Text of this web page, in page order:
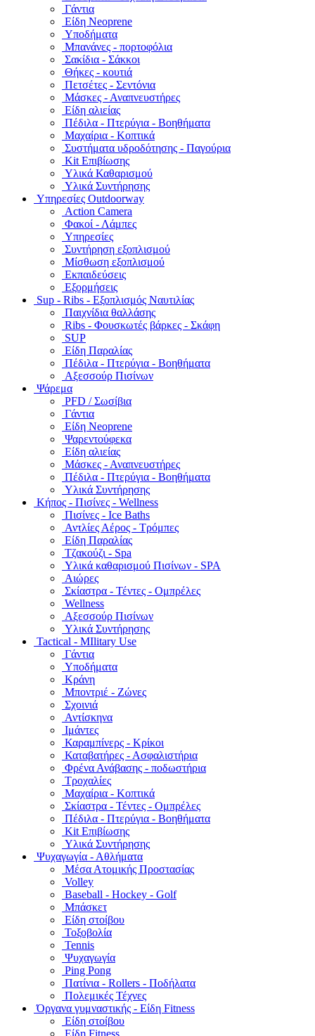
Γάντια
Είδη Neoprene
Υποδήματα
Μπανάνες - πορτοφόλια
Σακίδια - Σάκκοι
Θήκες - κουτιά
Πετσέτες - Σεντόνια
Μάσκες - Αναπνευστήρες
Είδη αλιείας
Πέδιλα - Πτερύγια - Βοηθήματα
Μαχαίρια - Κοπτικά
Συστήματα υδροδότησης - Παγούρια
Kit Επιβίωσης
Υλικά Καθαρισμού
Υλικά Συντήρησης
Υπηρεσίες Outdoorway
Action Camera
Φακοί - Λάμπες
Υπηρεσίες
Συντήρηση εξοπλισμού
Μίσθωση εξοπλισμού
Εκπαιδεύσεις
Εξορμήσεις
Sup - Ribs - Εξοπλισμός Ναυτιλίας
Παιχνίδια θαλλάσης
Ribs - Φουσκωτές βάρκες - Σκάφη
SUP
Είδη Παραλίας
Πέδιλα - Πτερύγια - Βοηθήματα
Αξεσσούρ Πισίνων
Ψάρεμα
PFD / Σωσίβια
Γάντια
Είδη Neoprene
Ψαρεντούφεκα
Είδη αλιείας
Μάσκες - Αναπνευστήρες
Πέδιλα - Πτερύγια - Βοηθήματα
Υλικά Συντήρησης
Κήπος - Πισίνες - Wellness
Πισίνες - Ice Baths
Αντλίες Αέρος - Τρόμπες
Είδη Παραλίας
Τζακούζι - Spa
Υλικά καθαρισμού Πισίνων - SPA
Αιώρες
Σκίαστρα - Τέντες - Ομπρέλες
Wellness
Αξεσσούρ Πισίνων
Υλικά Συντήρησης
Tactical - MIlitary Use
Γάντια
Υποδήματα
Κράνη
Μποντριέ - Ζώνες
Σχοινιά
Αντίσκηνα
Ιμάντες
Καραμπίνερς - Κρίκοι
Καταβατήρες - Ασφαλιστήρια
Φρένα Ανάβασης - ποδωστήρια
Τροχαλίες
Μαχαίρια - Κοπτικά
Σκίαστρα - Τέντες - Ομπρέλες
Πέδιλα - Πτερύγια - Βοηθήματα
Kit Επιβίωσης
Υλικά Συντήρησης
Ψυχαγωγία - Αθλήματα
Μέσα Ατομικής Προστασίας
Volley
Baseball - Hockey - Golf
Μπάσκετ
Είδη στοίβου
Τοξοβολία
Tennis
Ψυχαγωγία
Ping Pong
Πατίνια - Rollers - Ποδήλατα
Πολεμικές Τέχνες
Όργανα γυμναστικής - Είδη Fitness
Είδη στοίβου
Είδη Fitness